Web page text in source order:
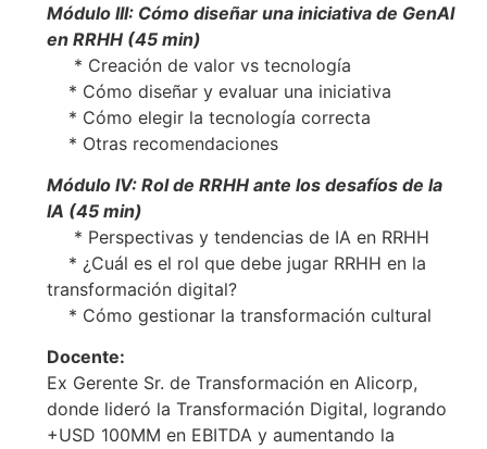
Módulo III: Cómo diseñar una iniciativa de GenAI
en RRHH (45 min)
* Creación de valor vs tecnología
* Cómo diseñar y evaluar una iniciativa
* Cómo elegir la tecnología correcta
* Otras recomendaciones
Módulo IV: Rol de RRHH ante los desafíos de la
IA (45 min)
* Perspectivas y tendencias de IA en RRHH
* ¿Cuál es el rol que debe jugar RRHH en la
transformación digital?
* Cómo gestionar la transformación cultural
Docente:
Ex Gerente Sr. de Transformación en Alicorp,
donde lideró la Transformación Digital, logrando
+USD 100MM en EBITDA y aumentando la